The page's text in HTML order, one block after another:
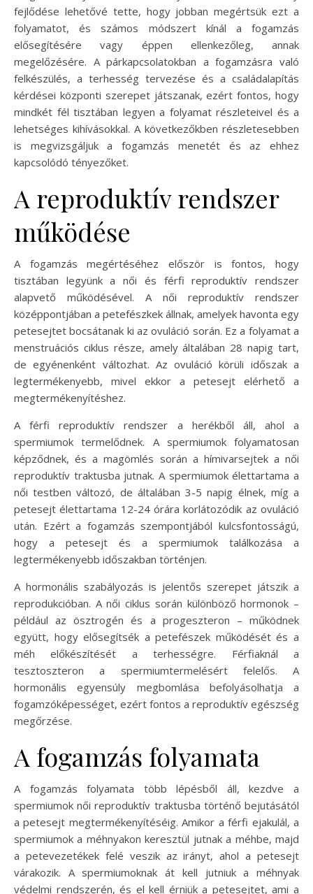
fejlődése lehetővé tette, hogy jobban megértsük ezt a
folyamatot, és számos módszert kínál a fogamzás
elősegítésére vagy éppen ellenkezőleg, annak
megelőzésére. A párkapcsolatokban a fogamzásra való
felkészülés, a terhesség tervezése és a családalapítás
kérdései központi szerepet játszanak, ezért fontos, hogy
mindkét fél tisztában legyen a folyamat részleteivel és a
lehetséges kihívásokkal. A következőkben részletesebben
is megvizsgáljuk a fogamzás menetét és az ehhez
kapcsolódó tényezőket.
A reproduktív rendszer
működése
A fogamzás megértéséhez először is fontos, hogy
tisztában legyünk a női és férfi reproduktív rendszer
alapvető működésével. A női reproduktív rendszer
középpontjában a petefészkek állnak, amelyek havonta egy
petesejtet bocsátanak ki az ovuláció során. Ez a folyamat a
menstruációs ciklus része, amely általában 28 napig tart,
de egyénenként változhat. Az ovuláció körüli időszak a
legtermékenyebb, mivel ekkor a petesejt elérhető a
megtermékenyítéshez.
A férfi reproduktív rendszer a herékből áll, ahol a
spermiumok termelődnek. A spermiumok folyamatosan
képződnek, és a magömlés során a hímivarsejtek a női
reproduktív traktusba jutnak. A spermiumok élettartama a
női testben változó, de általában 3-5 napig élnek, míg a
petesejt élettartama 12-24 órára korlátozódik az ovuláció
után. Ezért a fogamzás szempontjából kulcsfontosságú,
hogy a petesejt és a spermiumok találkozása a
legtermékenyebb időszakban történjen.
A hormonális szabályozás is jelentős szerepet játszik a
reprodukcióban. A női ciklus során különböző hormonok –
például az ösztrogén és a progeszteron – működnek
együtt, hogy elősegítsék a petefészek működését és a
méh előkészítését a terhességre. Férfiaknál a
tesztoszteron a spermiumtermelésért felelős. A
hormonális egyensúly megbomlása befolyásolhatja a
fogamzóképességet, ezért fontos a reproduktív egészség
megőrzése.
A fogamzás folyamata
A fogamzás folyamata több lépésből áll, kezdve a
spermiumok női reproduktív traktusba történő bejutásától
a petesejt megtermékenyítéséig. Amikor a férfi ejakulál, a
spermiumok a méhnyakon keresztül jutnak a méhbe, majd
a petevezetékek felé veszik az irányt, ahol a petesejt
várakozik. A spermiumoknak át kell jutniuk a méhnyak
védelmi rendszerén, és el kell érniük a petesejtet, ami a